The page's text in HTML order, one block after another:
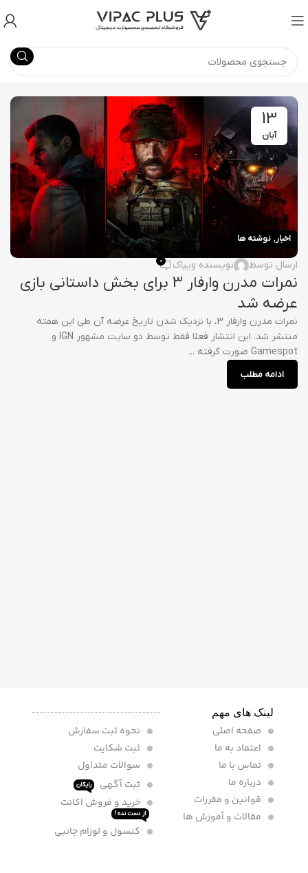
13
آبان
اخبار, نوشته ها
ارسال توسط نویسنده ویپاک 0
نمرات مدرن وارفار 3 برای بخش داستانی بازی
عرضه شد
نمرات مدرن وارفار 3، با نزدیک شدن تاریخ عرضه آن طی این هفته
منتشر شد. این انتشار فعلا فقط توسط دو سایت مشهور IGN و
Gamespot صورت گرفته ...
ادامه مطلب
لینک های مهم
صفحه اصلی
اعتماد به ما
تماس با ما
درباره ما
قوانین و مقررات
مقالات و آموزش ها
نحوه ثبت سفارش
ثبت شکایت
سوالات متداول
ثبت آگهی
رایگان
خرید و فروش اکانت
از دست نده !
کنسول و لوزام جانبی